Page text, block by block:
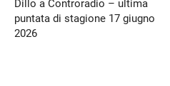
Dillo a Controradio – ultima
puntata di stagione 17 giugno
2026